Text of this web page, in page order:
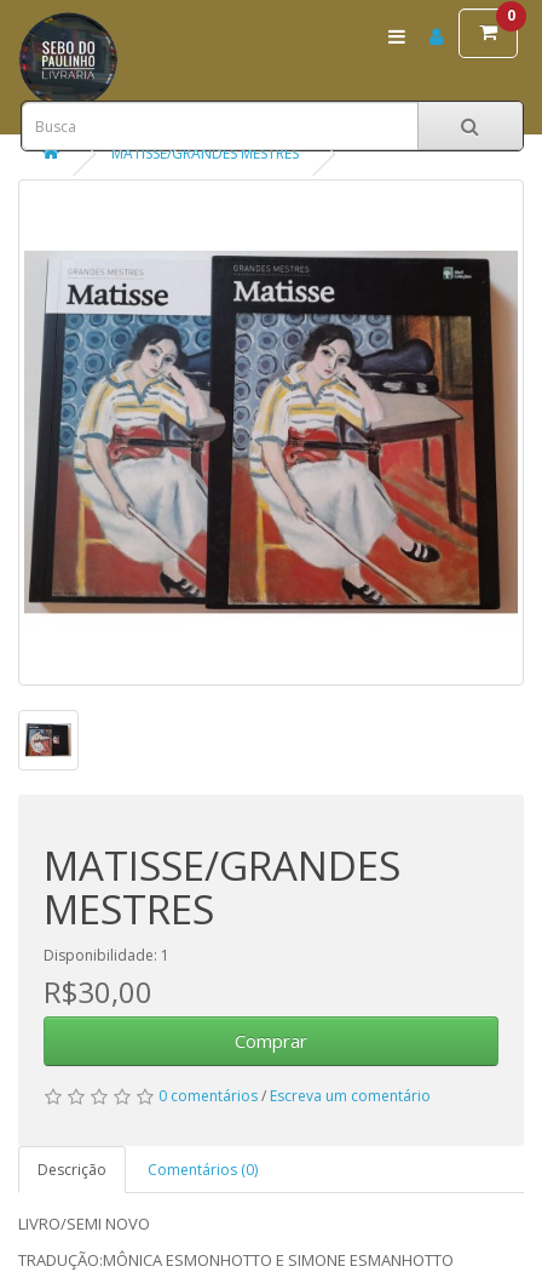
0
MATISSE/GRANDES MESTRES
MATISSE/GRANDES
MESTRES
Disponibilidade: 1
R$30,00
Comprar
0 comentários/ Escreva um comentário
Descrição Comentários (0)
LIVRO/SEMI NOVO
TRADUÇÃO:MÔNICA ESMONHOTTO E SIMONE ESMANHOTTO